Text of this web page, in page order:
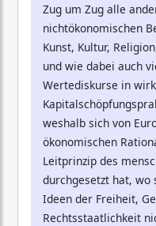
Zug um Zug alle
nichtökonomischen
Kunst, Kultur,
und wie dabei auch
Wertediskurse in
weshalb sich von
ökonomischen
Leitprinzip des
durchgesetzt hat, wo
Ideen der Freiheit,
Rechtsstaatlichkeit